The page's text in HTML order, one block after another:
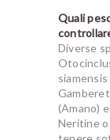
Quali
Diverse
(Amano)
Neritine